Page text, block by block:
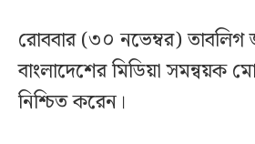
রোববার (৩০ নভেম্বর) তাবলিগ
বাংলাদেশের মিডিয়া সমন্বয়ক
নিশ্চিত করেন।